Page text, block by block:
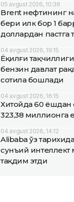
05 avgust 2026, 10:36
Brent нефтининг
бери илк бор 1
доллардан пастга
04 avgust 2026, 19:15
Ёқилғи
бензин давлат
сотила бошлади
04 avgust 2026, 16:15
Хитойда 60
323,38 миллионга
04 avgust 2026, 14:12
Alibaba ўз
сунъий
тақдим этди